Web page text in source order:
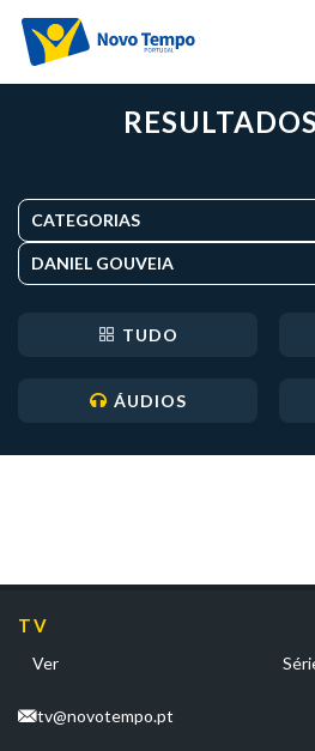
CATEGORIAS
DANIEL GOUVEIA
TUDO
ÁUDIOS
TV
Ver
tv@novotempo.pt